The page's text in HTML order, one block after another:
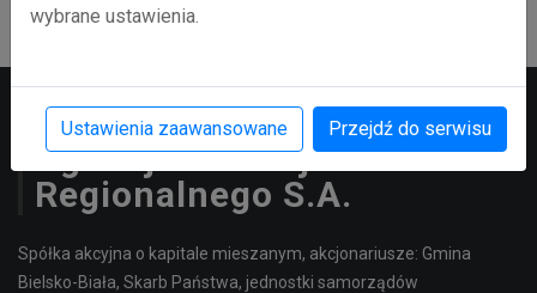
Agencja Rozwoju
Regionalnego S.A.
Spółka akcyjna o kapitale mieszanym, akcjonariusze: Gmina
Bielsko-Biała, Skarb Państwa, jednostki samorządów
wybrane ustawienia.
Ustawienia zaawansowane Przejdź do serwisu